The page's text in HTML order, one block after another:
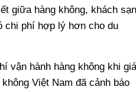
giữa hàng không, khách
chi phí hợp lý hơn cho du
vận hành hàng không khi giá
Việt Nam đã cảnh báo